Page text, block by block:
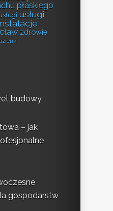
płaskiego
usługi
zdrowie
budowy
– jak
gospodarstw